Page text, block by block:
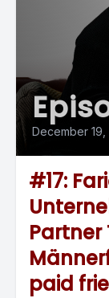
December 19,
#17:
Partner
paid